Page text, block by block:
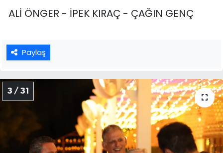
ALİ ÖNGER - İPEK KIRAÇ - ÇAĞIN GENÇ
Paylaş
3 / 31